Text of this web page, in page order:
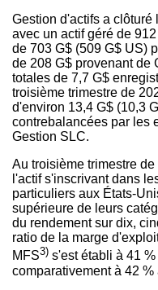
Gestion d'actifs a clôturé
avec un actif géré de
de 703 G$ (509 G$ US)
de 208 G$ provenant de
totales de 7,7 G$
troisième trimestre de
d'environ 13,4 G$ (10,3
contrebalancées par les
Gestion SLC.
Au troisième trimestre
l'actif s'inscrivant dans
particuliers aux États-
supérieure de leurs
du rendement sur dix,
ratio de la marge
MFS3) s'est établi à 41
comparativement à 42